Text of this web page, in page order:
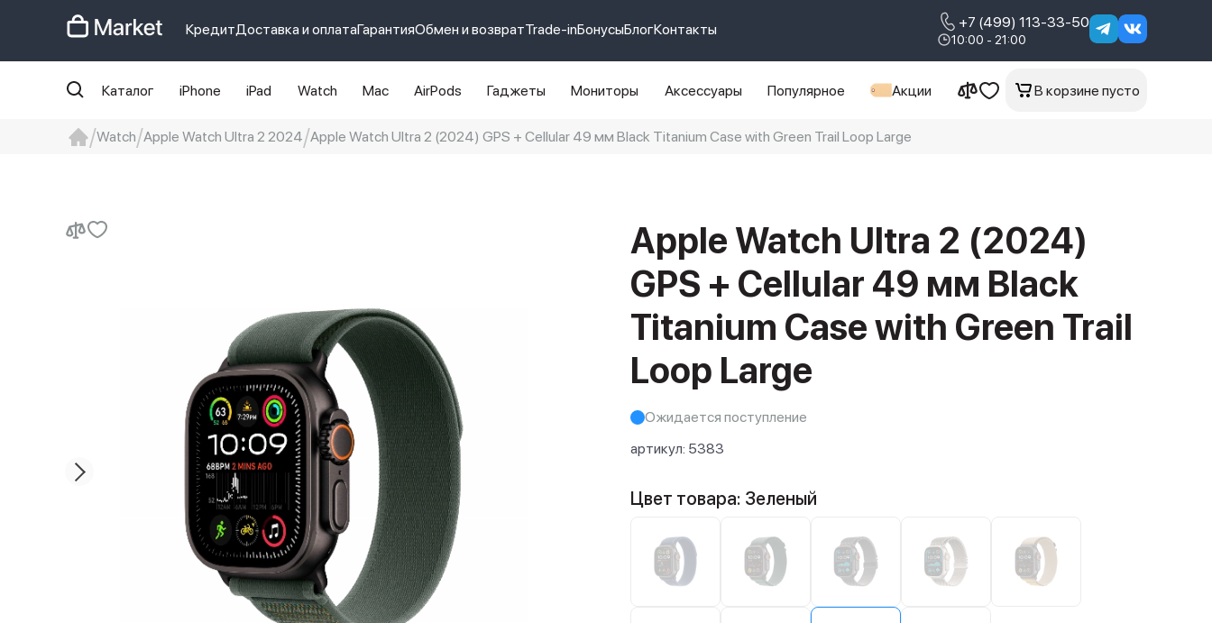
КредитДоставка и оплатаГарантияОбмен и возвратTrade-inБонусыБлогКонтакты +7 (499) 113-33-50
10:00 - 21:00
Каталог iPhone iPad Watch Mac AirPods Гаджеты Мониторы Аксессуары Популярное Акции В корзине пусто
Watch Apple Watch Ultra 2 2024 Apple Watch Ultra 2 (2024) GPS + Cellular 49 мм Black Titanium Case with Green Trail Loop Large
Apple Watch Ultra 2 (2024)
GPS + Cellular 49 мм Black
Titanium Case with Green Trail
Loop Large
Ожидается поступление
артикул: 5383
Цвет товара: Зеленый